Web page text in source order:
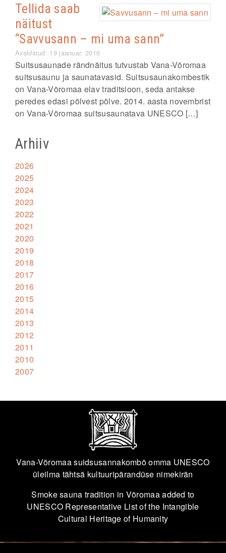
Tellida saab
näitust
“Savvusann – mi uma sann”
Avaldatud: 19 jaanuar, 2016
Suitsusaunade rändnäitus tutvustab Vana-Võromaa
suitsusaunu ja saunatavasid. Suitsusaunakombestik
on Vana-Võromaa elav traditsioon, seda antakse
peredes edasi põlvest põlve. 2014. aasta novembrist
on Vana-Võromaa suitsusaunatava UNESCO […]
Arhiiv
2026
2025
2024
2023
2022
2021
2020
2019
2018
2017
2016
2015
2014
2013
2012
2011
2010
2007
Vana-Võromaa suidsusannakombõ omma UNESCO
üleilma tähtsä kultuuripärandüse nimekirän
Smoke sauna tradition in Võromaa added to
UNESCO Representative List of the Intangible
Cultural Heritage of Humanity